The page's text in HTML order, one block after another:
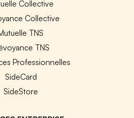
Collective
Collective
TNS
TNS
Professionnelles
SideCard
SideStore